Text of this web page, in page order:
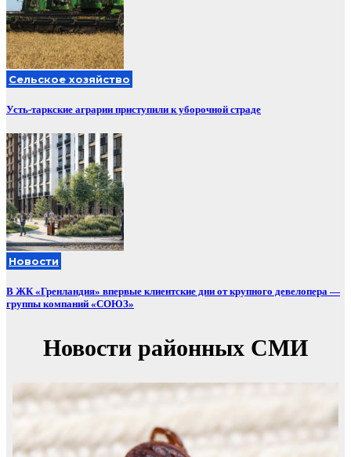
Сельское хозяйство
Усть-таркские аграрии приступили к уборочной страде
Новости
В ЖК «Гренландия» впервые клиентские дни от крупного девелопера —
группы компаний «СОЮЗ»